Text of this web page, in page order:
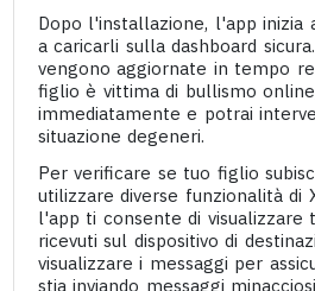
Dopo l'installazione, l'app inizia
a caricarli sulla dashboard
vengono aggiornate in tempo
figlio è vittima di bullismo
immediatamente e potrai
situazione degeneri.
Per verificare se tuo figlio
utilizzare diverse funzionalità di
l'app ti consente di visualizzare
ricevuti sul dispositivo di
visualizzare i messaggi per
stia inviando messaggi